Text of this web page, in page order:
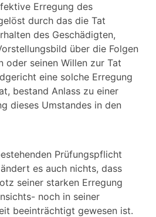
Erregung des
durch das die Tat
des Geschädigten,
über die Folgen
oder seinen Willen zur Tat
eine solche Erregung
bestand Anlass zu einer
dieses Umstandes in den
Prüfungspflicht
es auch nichts, dass
seiner starken Erregung
noch in seiner
beeinträchtigt gewesen ist.